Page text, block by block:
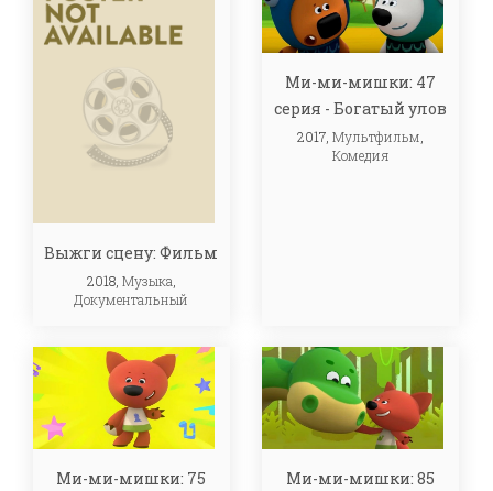
Выжги сцену: Фильм
2018, Музыка
Документальный
Ми-ми-мишки: 47
серия - Богатый улов
2017,Мультфильм
Комедия
Ми-ми-мишки: 75
Ми-ми-мишки: 85